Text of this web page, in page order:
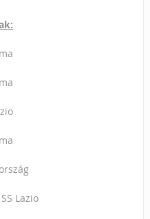
Lazio